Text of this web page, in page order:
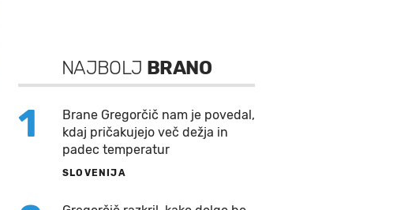
NAJBOLJ BRANO
1
Brane Gregorčič nam je povedal,
kdaj pričakujejo več dežja in
padec temperatur
SLOVENIJA